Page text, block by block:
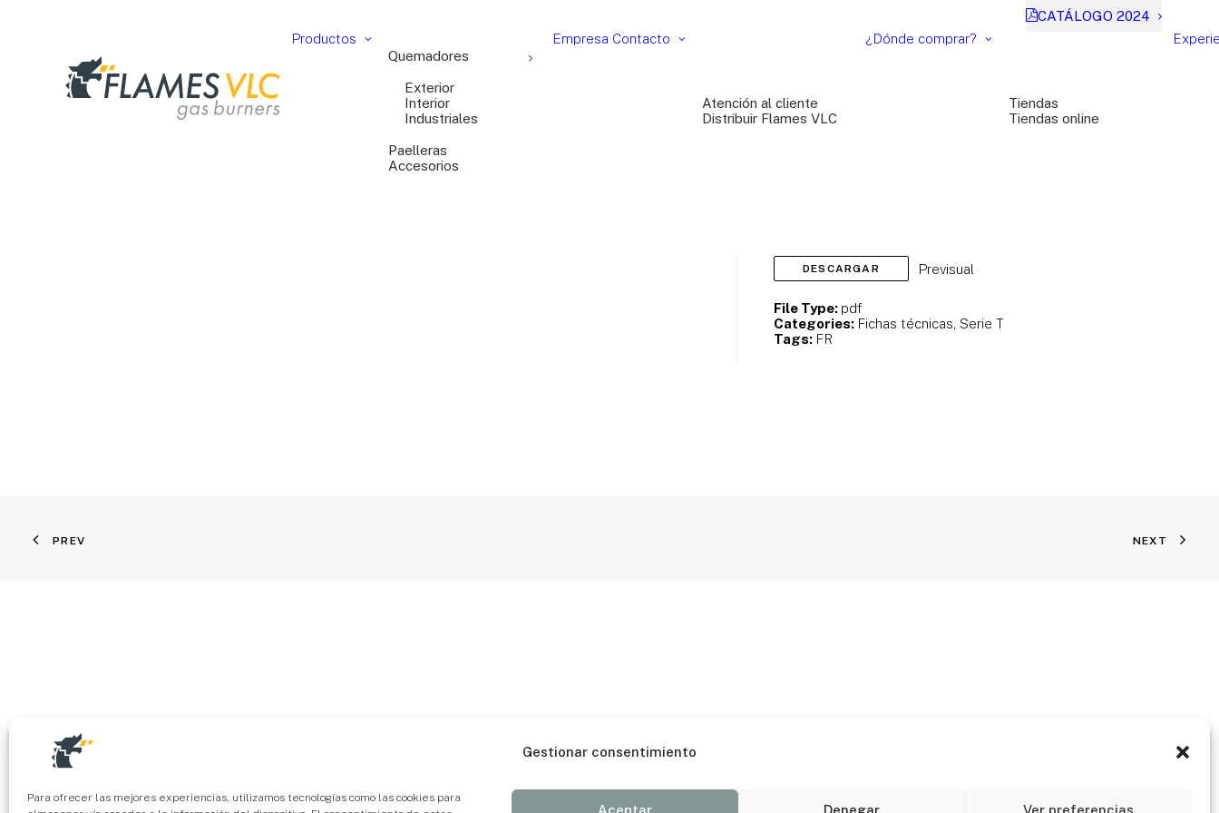
Gestionar consentimiento
Para ofrecer las mejores experiencias, utilizamos tecnologías como las cookies para
Aceptar Denegar Ver preferencias
CATÁLOGO 2024
Productos
Quemadores
Exterior
Interior
Industriales
Paelleras
Accesorios
Empresa Contacto
Atención al cliente
Distribuir Flames VLC
¿Dónde comprar?
Tiendas
Tiendas online
DESCARGAR Previsual
File Type: pdf
Categories: Fichas técnicas, Serie T
Tags: FR
PREV NEXT